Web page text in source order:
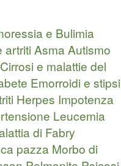
e Bulimia
artritiAsmaAutismo
Cirrosi e malattie del
Emorroidi e stipsi
Herpes Impotenza
Leucemia
di Fabry
pazza Morbo di